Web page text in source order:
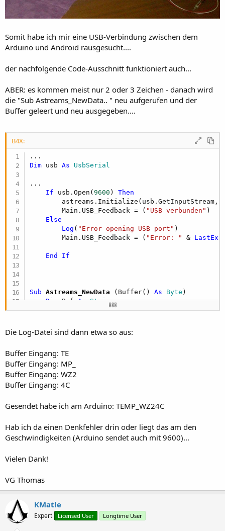
Somit habe ich mir eine USB-Verbindung zwischen dem
Arduino und Android rausgesucht....
der nachfolgende Code-Ausschnitt funktioniert auch...
ABER: es kommen meist nur 2 oder 3 Zeichen - danach wird
die "Sub Astreams_NewData.. " neu aufgerufen und der
Buffer geleert und neu ausgegeben....
B4X:
Dim usb As UsbSerial
...
If usb.Open(9600 ) Then
astreams.Initialize(usb.GetInputStream,
        Main.USB_Feedback = (
"USB verbunden" )
Else
Log ( "Error opening USB port" )
        Main.USB_Feedback = (
"Error: " &
End If
Sub Astreams_NewData (Buffer() As Byte )
Dim
Buf As
String
    Buf = (
BytesToString(Buffer, 0,
Sub
Die Log-Datei sind dann etwa so aus:
Buffer Eingang: TE
Buffer Eingang: MP_
Buffer Eingang: WZ2
Buffer Eingang: 4C
Gesendet habe ich am Arduino: TEMP_WZ24C
Hab ich da einen Denkfehler drin oder liegt das am den
Geschwindigkeiten (Arduino sendet auch mit 9600)...
Vielen Dank!
VG Thomas
KMatle
Expert Licensed User Longtime User